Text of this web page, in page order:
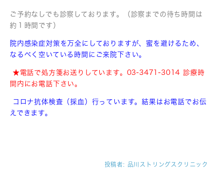
ご予約なしでも診察しております。（診察までの待ち時間は
約１時間です）
院内感染症対策を万全にしておりますが、蜜を避けるため、
なるべく空いている時間にご来院下さい。
★電話で処方箋お送りしています。03-3471-3014 診療時
間内にお電話下さい。
コロナ抗体検査（採血）行っています。結果はお電話でお伝
えできます。
投稿者: 品川ストリングスクリニック